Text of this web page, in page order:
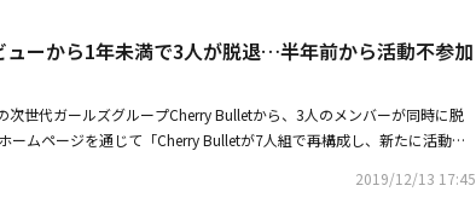
乃、FTISLANDのイ・ホンギ、青山テルマ、KEN THE 390、YUMEKIら
。番組は、NTTドコモが提供をスタートした新しい映像配信サービスLe
無料配信される。・FTISLAND イ・ホンギ＆仲宗根梨乃「PRODUCE
ナーに抜擢！コメント動画も到着・木村カエラ「PRODUCE 101 JAPA
ンミン、デビュー後初めて熱愛認めるファンの反応は？【第2位】SUR
遺体で発見される＃2019年12月3日 ドラマ出演中の訃報に衝撃3日、俳
ンバーであるチャ・インハさんが自宅で死亡した状態で発見されまし
で放送中のドラマ「欠点ある恋人たち」に出演中であり、これからの活
ったため、突然の訃報に衝撃が走りました。記事はコチラから【関連記
（12/5）出棺出演ドラマ「欠点ある恋人たち」で追悼も【第3位】Cherr
ーから1年未満で3人が脱退…半年前から活動不参加
次世代ガールズグループCherry Bulletから、3人のメンバーが同時に脱
ームページを通じて「Cherry Bulletが7人組で再構成し、新たに活動を
した」と公式コメントを発表した。Cherry Bulletは当初、ミレ、ボラ、
2019/12/13 17:45